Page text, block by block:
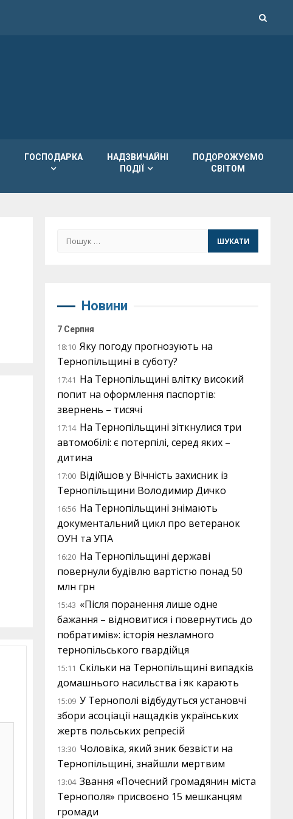
ГОСПОДАРКА
НАДЗВИЧАЙНІ
ПОДІЇ
ПОДОРОЖУЄМО
СВІТОМ
Пошук:
Новини
7 Серпня
18:10 Яку погоду прогнозують на
Тернопільщині в суботу?
17:41 На Тернопільщині влітку високий
попит на оформлення паспортів:
звернень – тисячі
17:14 На Тернопільщині зіткнулися три
автомобілі: є потерпілі, серед яких –
дитина
17:00 Відійшов у Вічність захисник із
Тернопільщини Володимир Дичко
16:56 На Тернопільщині знімають
документальний цикл про ветеранок
ОУН та УПА
16:20 На Тернопільщині державі
повернули будівлю вартістю понад 50
млн грн
15:43 «Після поранення лише одне
бажання – відновитися і повернутись до
побратимів»: історія незламного
тернопільського гвардійця
15:11 Скільки на Тернопільщині випадків
домашнього насильства і як карають
15:09 У Тернополі відбудуться установчі
збори асоціації нащадків українських
жертв польських репресій
13:30 Чоловіка, який зник безвісти на
Тернопільщині, знайшли мертвим
13:04 Звання «Почесний громадянин міста
Тернополя» присвоєно 15 мешканцям
громади